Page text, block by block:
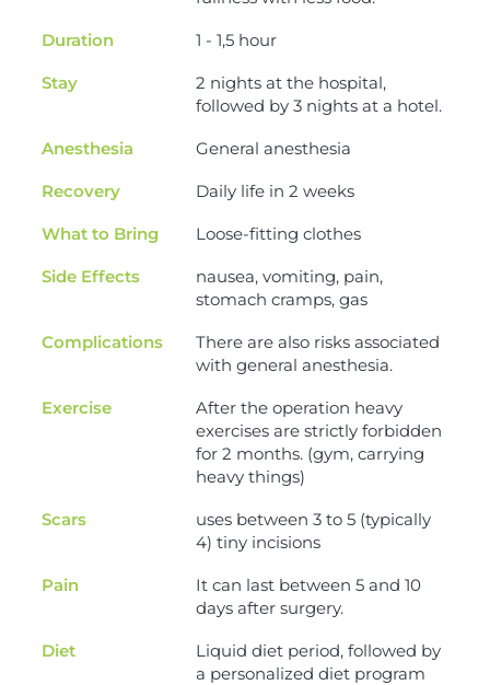
Duration 1 - 1,5 hour
Stay
2 nights at the hospital,
followed by 3 nights at a hotel.
Anesthesia General anesthesia
Recovery Daily life in 2 weeks
What to Bring Loose-fitting clothes
Side Effects
nausea, vomiting, pain,
stomach cramps, gas
Complications
There are also risks associated
with general anesthesia.
Exercise
After the operation heavy
exercises are strictly forbidden
for 2 months. (gym, carrying
heavy things)
Scars
uses between 3 to 5 (typically
4) tiny incisions
Pain
It can last between 5 and 10
days after surgery.
Diet
Liquid diet period, followed by
a personalized diet program